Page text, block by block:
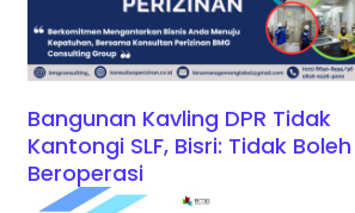
Bangunan Kavling DPR Tidak
Kantongi SLF, Bisri: Tidak Boleh
Beroperasi